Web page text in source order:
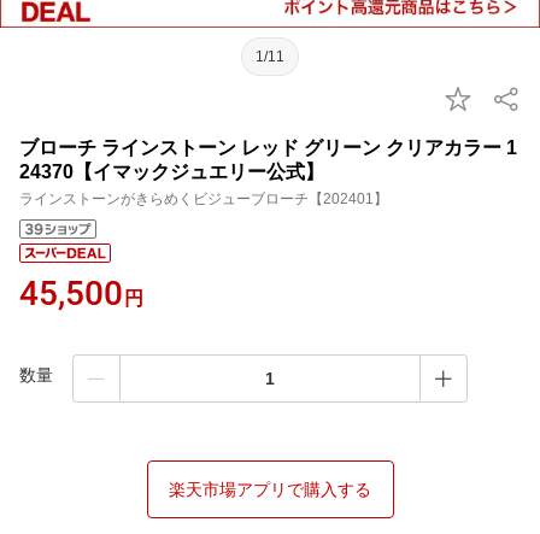
1/11
ブローチ ラインストーン レッド グリーン クリアカラー 1
24370【イマックジュエリー公式】
ラインストーンがきらめくビジューブローチ【202401】
45,500 円
数量
楽天市場アプリで購入する